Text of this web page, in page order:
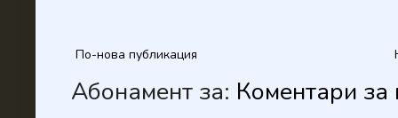
По-нова публикация
Абонамент за: Коментари